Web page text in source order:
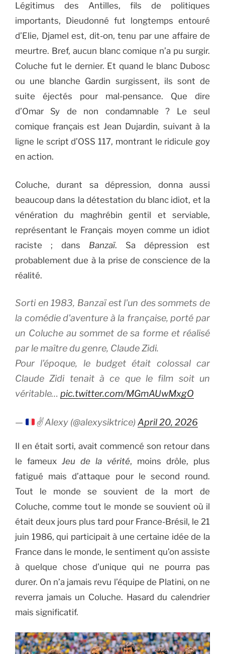
Légitimus des Antilles, fils de politiques
importants, Dieudonné fut longtemps entouré
d’Elie, Djamel est, dit-on, tenu par une affaire de
meurtre. Bref, aucun blanc comique n’a pu surgir.
Coluche fut le dernier. Et quand le blanc Dubosc
ou une blanche Gardin surgissent, ils sont de
suite éjectés pour mal-pensance. Que dire
d’Omar Sy de non condamnable ? Le seul
comique français est Jean Dujardin, suivant à la
ligne le script d’OSS 117, montrant le ridicule goy
en action.
Coluche, durant sa dépression, donna aussi
beaucoup dans la détestation du blanc idiot, et la
vénération du maghrébin gentil et serviable,
représentant le Français moyen comme un idiot
raciste ; dans Banzaï. Sa dépression est
probablement due à la prise de conscience de la
réalité.
Sorti en 1983, Banzaï est l'un des sommets de
la comédie d'aventure à la française, porté par
un Coluche au sommet de sa forme et réalisé
par le maître du genre, Claude Zidi.
​Pour l'époque, le budget était colossal car
Claude Zidi tenait à ce que le film soit un
véritable… pic.twitter.com/MGmAUwMxgO
— ✌Alexy (@alexysiktrice) April 20, 2026
Il en était sorti, avait commencé son retour dans
le fameux Jeu de la vérité, moins drôle, plus
fatigué mais d’attaque pour le second round.
Tout le monde se souvient de la mort de
Coluche, comme tout le monde se souvient où il
était deux jours plus tard pour France-Brésil, le 21
juin 1986, qui participait à une certaine idée de la
France dans le monde, le sentiment qu’on assiste
à quelque chose d’unique qui ne pourra pas
durer. On n’a jamais revu l’équipe de Platini, on ne
reverra jamais un Coluche. Hasard du calendrier
mais significatif.